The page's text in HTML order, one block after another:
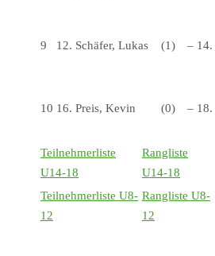
9 12. Schäfer, Lukas (1) – 14.
10 16. Preis, Kevin (0) – 18.
Teilnehmerliste
U14-18
Rangliste
U14-18
Teilnehmerliste U8-
12
Rangliste U8-
12